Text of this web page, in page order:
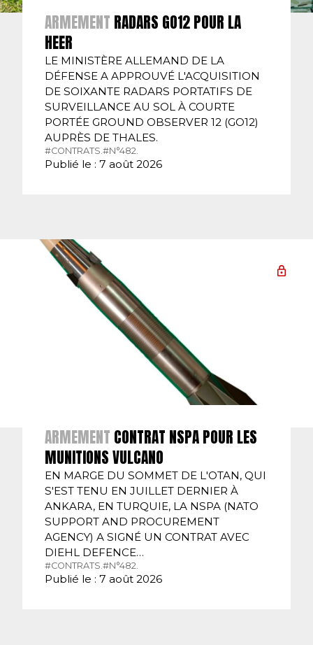
ARMEMENT RADARS GO12 POUR LA
HEER
LE MINISTÈRE ALLEMAND DE LA
DÉFENSE A APPROUVÉ L'ACQUISITION
DE SOIXANTE RADARS PORTATIFS DE
SURVEILLANCE AU SOL À COURTE
PORTÉE GROUND OBSERVER 12 (GO12)
AUPRÈS DE THALES.
#CONTRATS. #N°482.
Publié le : 7 août 2026
ARMEMENT CONTRAT NSPA POUR LES
MUNITIONS VULCANO
EN MARGE DU SOMMET DE L'OTAN, QUI
S'EST TENU EN JUILLET DERNIER À
ANKARA, EN TURQUIE, LA NSPA (NATO
SUPPORT AND PROCUREMENT
AGENCY) A SIGNÉ UN CONTRAT AVEC
DIEHL DEFENCE…
#CONTRATS. #N°482.
Publié le : 7 août 2026